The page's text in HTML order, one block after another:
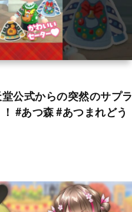
堂公式からの突然のサプラ
#あつ森 #あつまれどう